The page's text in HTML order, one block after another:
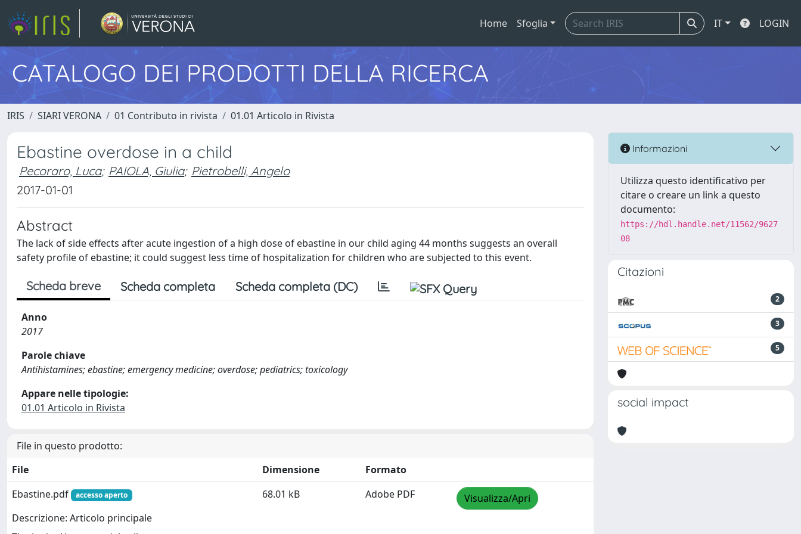
Home Sfoglia IT LOGIN
CATALOGO DEI PRODOTTI DELLA RICERCA
IRIS SIARI VERONA 01 Contributo in rivista 01.01 Articolo in Rivista
Ebastine overdose in a child
Pecoraro, Luca; PAIOLA, Giulia; Pietrobelli, Angelo
2017-01-01
Abstract
The lack of side effects after acute ingestion of a high dose of ebastine in our child aging 44 months suggests an overall
safety profile of ebastine; it could suggest less time of hospitalization for children who are subjected to this event.
Scheda breve Scheda completa Scheda completa (DC)
Anno
2017
Parole chiave
Antihistamines; ebastine; emergency medicine; overdose; pediatrics; toxicology
Appare nelle tipologie:
01.01 Articolo in Rivista
File in questo prodotto:
File
Dimensione
Formato
Ebastine.pdf
accesso aperto
Descrizione: Articolo principale
68.01 kB Adobe PDF Visualizza/Apri
Informazioni
Utilizza questo identificativo per
citare o creare un link a questo
documento:
https://hdl.handle.net/11562/9627
08
Citazioni
2
3
5
social impact